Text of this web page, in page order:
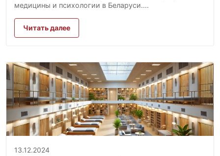
медицины и психологии в Беларуси....
Читать далее
13.12.2024